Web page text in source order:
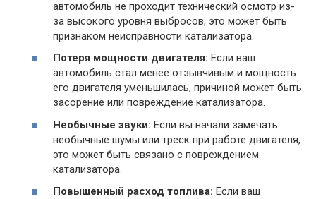
автомобиль не проходит технический осмотр из-
за высокого уровня выбросов, это может быть
признаком неисправности катализатора.
Потеря мощности двигателя: Если ваш
автомобиль стал менее отзывчивым и мощность
его двигателя уменьшилась, причиной может быть
засорение или повреждение катализатора.
Необычные звуки: Если вы начали замечать
необычные шумы или треск при работе двигателя,
это может быть связано с повреждением
катализатора.
Повышенный расход топлива: Если ваш